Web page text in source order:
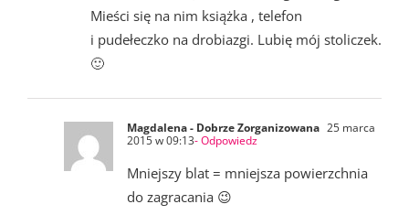
Mieści się na nim książka , telefon
i pudełeczko na drobiazgi. Lubię mój stoliczek.
🙂
Magdalena - Dobrze Zorganizowana 25 marca
2015 w 09:13- Odpowiedz
Mniejszy blat = mniejsza powierzchnia
do zagracania 😉